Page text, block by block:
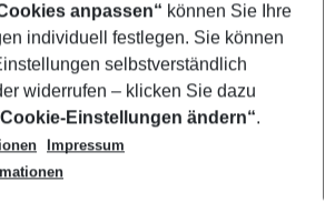
ändern
anpassen“ können Sie Ihre
individuell festlegen. Sie können
selbstverständlich
widerrufen – klicken Sie dazu
Einstellungen ändern“.
Impressum